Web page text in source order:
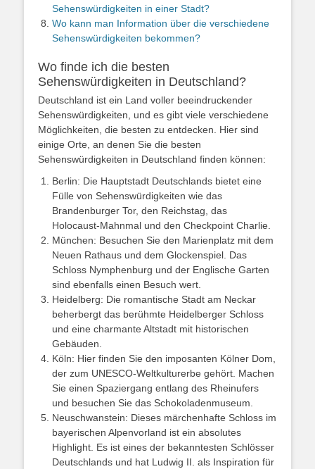
Sehenswürdigkeiten in einer Stadt?
Wo kann man Information über die verschiedene
Sehenswürdigkeiten bekommen?
Wo finde ich die besten
Sehenswürdigkeiten in Deutschland?
Deutschland ist ein Land voller beeindruckender
Sehenswürdigkeiten, und es gibt viele verschiedene
Möglichkeiten, die besten zu entdecken. Hier sind
einige Orte, an denen Sie die besten
Sehenswürdigkeiten in Deutschland finden können:
Berlin: Die Hauptstadt Deutschlands bietet eine
Fülle von Sehenswürdigkeiten wie das
Brandenburger Tor, den Reichstag, das
Holocaust-Mahnmal und den Checkpoint Charlie.
München: Besuchen Sie den Marienplatz mit dem
Neuen Rathaus und dem Glockenspiel. Das
Schloss Nymphenburg und der Englische Garten
sind ebenfalls einen Besuch wert.
Heidelberg: Die romantische Stadt am Neckar
beherbergt das berühmte Heidelberger Schloss
und eine charmante Altstadt mit historischen
Gebäuden.
Köln: Hier finden Sie den imposanten Kölner Dom,
der zum UNESCO-Weltkulturerbe gehört. Machen
Sie einen Spaziergang entlang des Rheinufers
und besuchen Sie das Schokoladenmuseum.
Neuschwanstein: Dieses märchenhafte Schloss im
bayerischen Alpenvorland ist ein absolutes
Highlight. Es ist eines der bekanntesten Schlösser
Deutschlands und hat Ludwig II. als Inspiration für